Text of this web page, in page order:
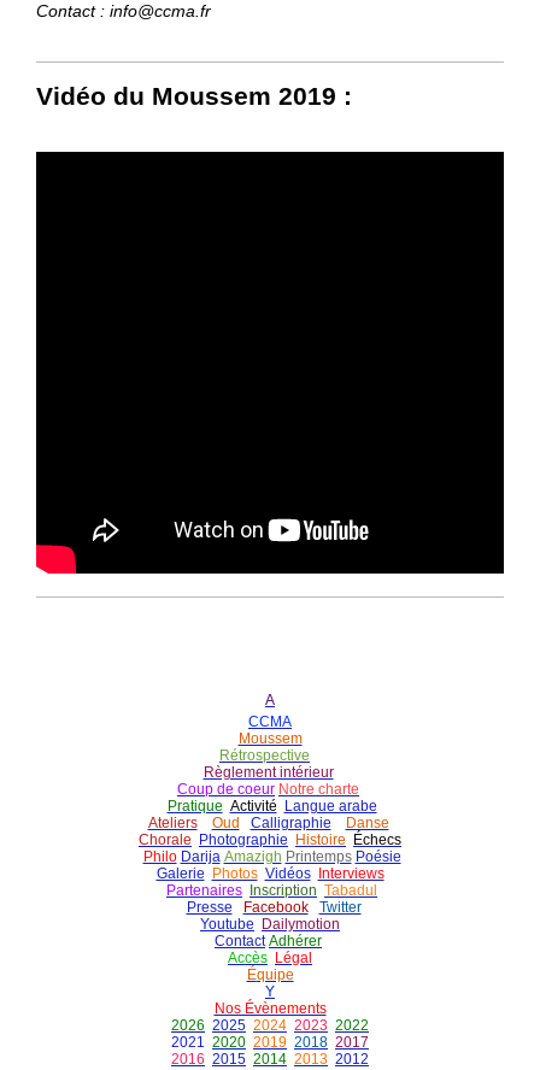
Contact : info@ccma.fr
Vidéo du Moussem 2019 :
A
CCMA
Moussem
Rétrospective
Règlement intérieur
Coup de coeur Notre charte
Pratique Activité
Langue arabe
Ateliers
Oud Calligraphie
Danse
Chorale
Photographie Histoire Échecs
Philo Darija Amazigh Printemps Poésie
Galerie
Photos Vidéos
Interviews
Partenaires
Inscription Tabadul
Presse
Facebook
Twitter
Youtube
Dailymotion
Contact Adhérer
Accès Légal
Équipe
Y
Nos Évènements
2026 2025 2024 2023 2022
2021 2020 2019 2018 2017
2016 2015 2014 2013 2012